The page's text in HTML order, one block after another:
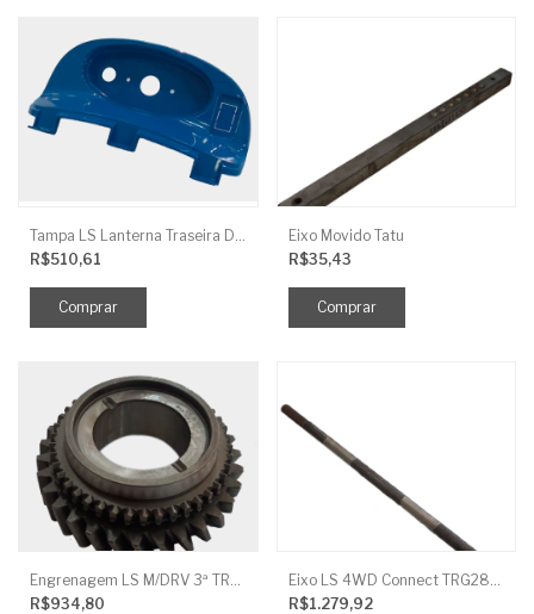
R$510,61
Eixo Movido Tatu
R$35,43
R$934,80
R$1.279,92